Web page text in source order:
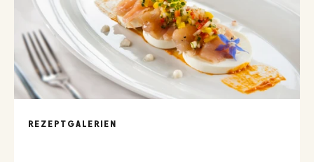
REZEPTGALERIEN